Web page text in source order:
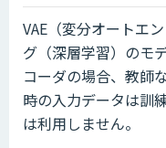
VAE（変分オートエ
グ（深層学習）のモ
コーダの場合、教師
時の入力データは訓
は利用しません。